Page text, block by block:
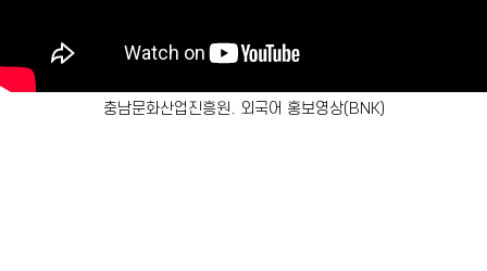
충남문화산업진흥원. 외국어 홍보영상(BNK)